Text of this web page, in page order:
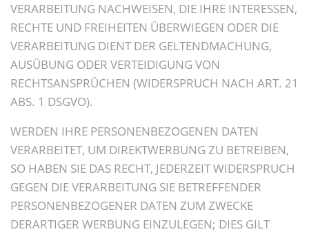
VERARBEITUNG NACHWEISEN, DIE IHRE INTERESSEN,
RECHTE UND FREIHEITEN ÜBERWIEGEN ODER DIE
VERARBEITUNG DIENT DER GELTENDMACHUNG,
AUSÜBUNG ODER VERTEIDIGUNG VON
RECHTSANSPRÜCHEN (WIDERSPRUCH NACH ART. 21
ABS. 1 DSGVO).
WERDEN IHRE PERSONENBEZOGENEN DATEN
VERARBEITET, UM DIREKTWERBUNG ZU BETREIBEN,
SO HABEN SIE DAS RECHT, JEDERZEIT WIDERSPRUCH
GEGEN DIE VERARBEITUNG SIE BETREFFENDER
PERSONENBEZOGENER DATEN ZUM ZWECKE
DERARTIGER WERBUNG EINZULEGEN; DIES GILT